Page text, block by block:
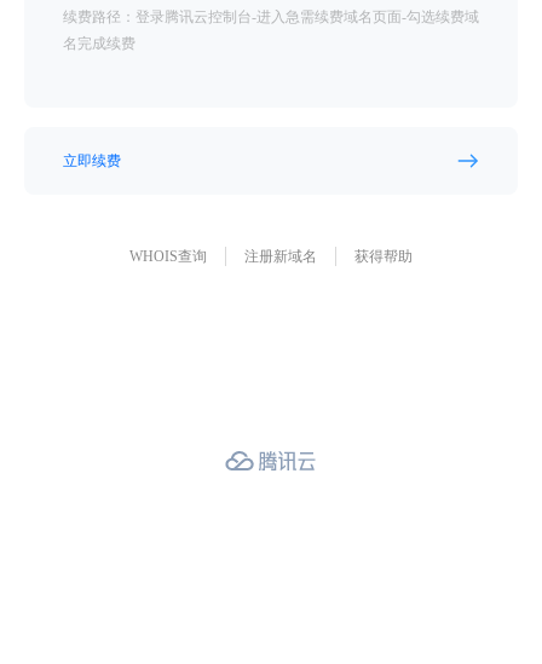
续费路径：登录腾讯云控制台-进入急需续费域名页面-勾选续费域
名完成续费
立即续费
WHOIS查询 注册新域名 获得帮助